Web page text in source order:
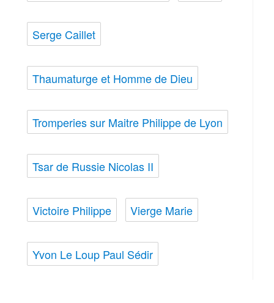
Serge Caillet
Thaumaturge et Homme de Dieu
Tromperies sur Maitre Philippe de Lyon
Tsar de Russie Nicolas II
Victoire Philippe Vierge Marie
Yvon Le Loup Paul Sédir